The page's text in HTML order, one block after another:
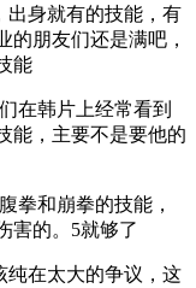
出身就有的技能，有
的朋友们还是满吧，
能
在韩片上经常看到
能，主要不是要他的
拳和崩拳的技能，
害的。5就够了
纯在太大的争议，这